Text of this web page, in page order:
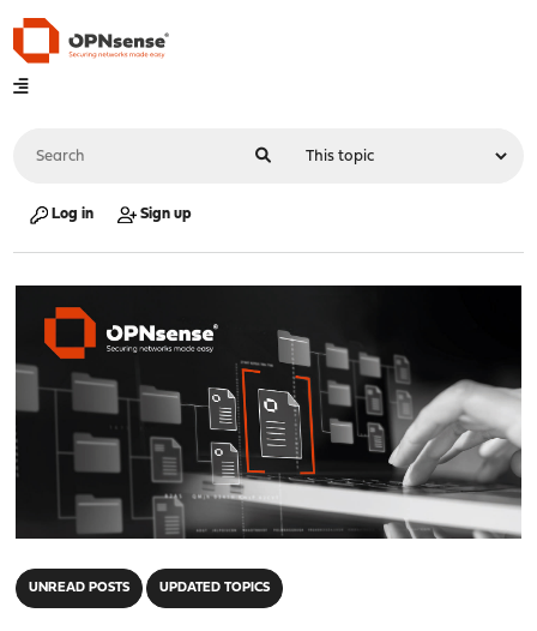
Log in Sign up
UNREAD POSTS UPDATED TOPICS